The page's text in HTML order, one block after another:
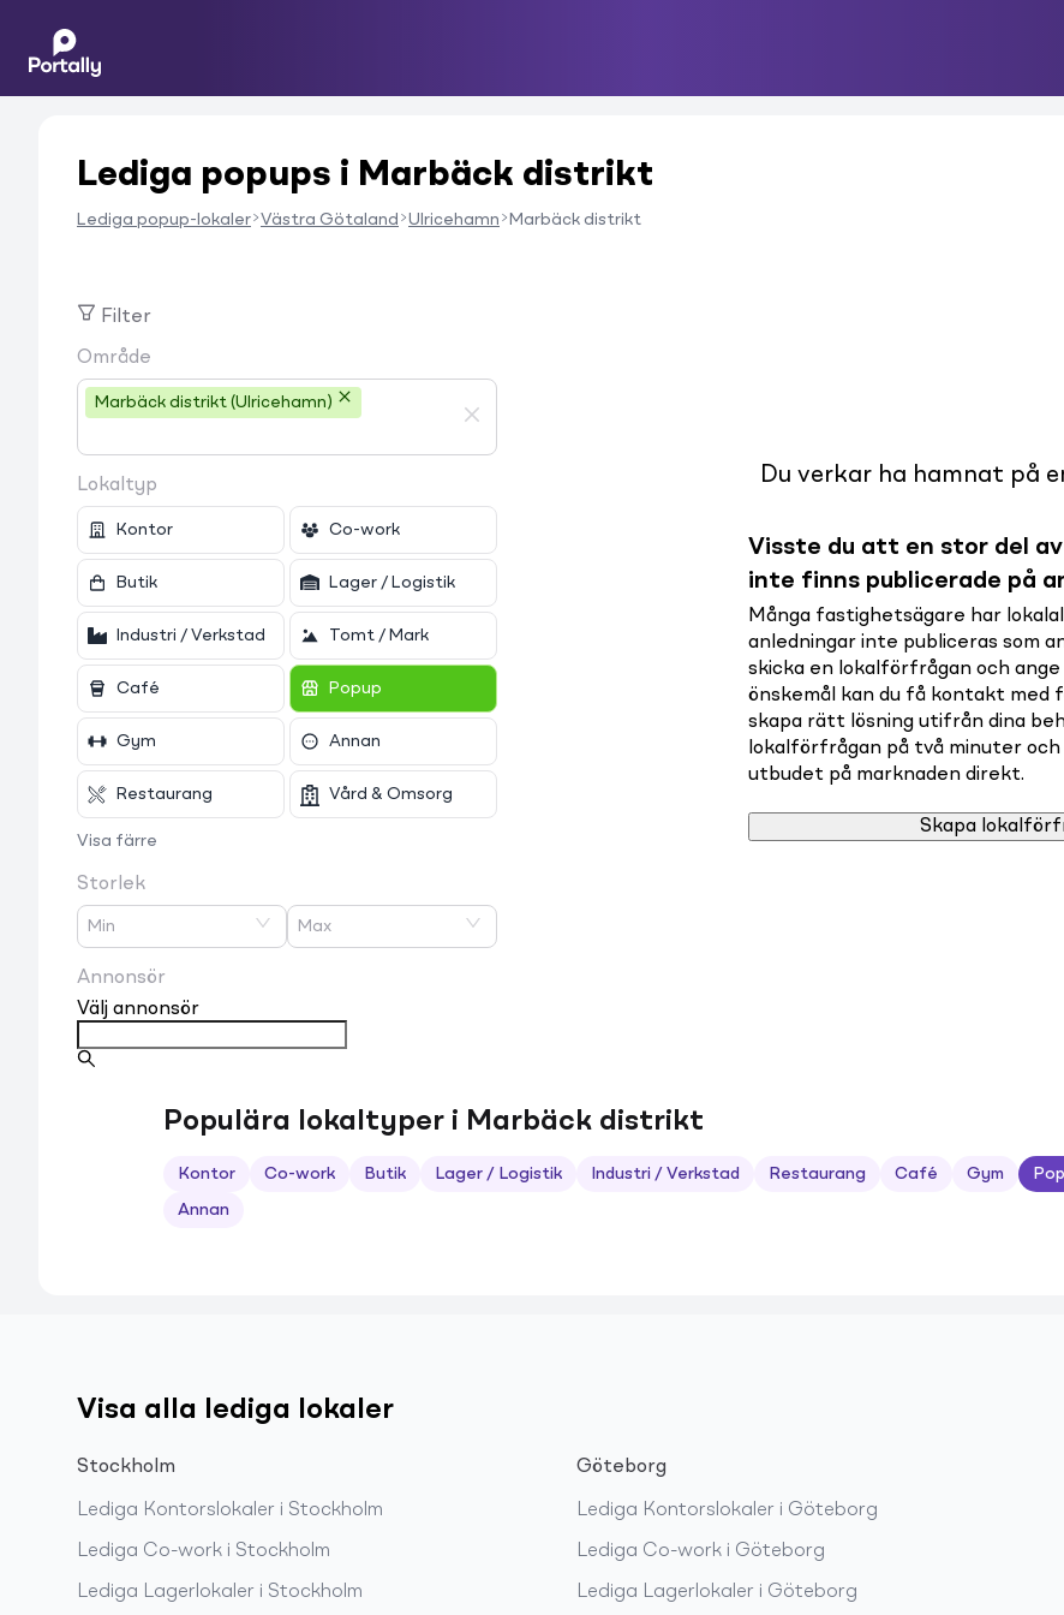
Lediga popups i Marbäck distrikt
Lediga popup-lokaler Västra Götaland Ulricehamn Marbäck distrikt
Filter
Område
Marbäck distrikt (Ulricehamn)
Lokaltyp
Kontor Co-work
Butik Lager / Logistik
Industri / Verkstad Tomt / Mark
Café Popup
Gym Annan
Restaurang Vård & Omsorg
Visa färre
Storlek
Min Max
Annonsör
Välj annonsör
Du verkar ha hamnat på
Visste du att en stor del
inte finns publicerade på
Många fastighetsägare har
anledningar inte publiceras som
skicka en lokalförfrågan och ange
önskemål kan du få kontakt med
skapa rätt lösning utifrån dina
lokalförfrågan på två minuter
utbudet på marknaden direkt.
Skapa
Populära lokaltyper i Marbäck distrikt
Kontor Co-work Butik Lager / Logistik Industri / Verkstad Restaurang Café Gym
Annan
Visa alla lediga lokaler
Stockholm
Lediga Kontorslokaler i Stockholm
Lediga Co-work i Stockholm
Lediga Lagerlokaler i Stockholm
Göteborg
Lediga Kontorslokaler i Göteborg
Lediga Co-work i Göteborg
Lediga Lagerlokaler i Göteborg